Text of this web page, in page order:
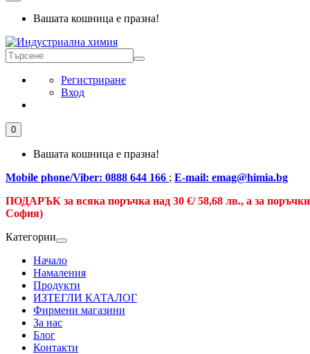
Вашата кошница е празна!
Регистриране
Вход
0
Вашата кошница е празна!
Mobile phone/Viber: 0888 644 166 ; E-mail: emag@himia.bg
ПОДАРЪК за всяка поръчка над 30 €/58,68 лв., а за
София)
Категории
Начало
Намаления
Продукти
ИЗТЕГЛИ КАТАЛОГ
Фирмени магазини
За нас
Блог
Контакти